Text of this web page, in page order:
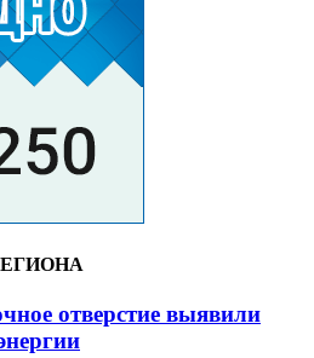
отверстие выявили